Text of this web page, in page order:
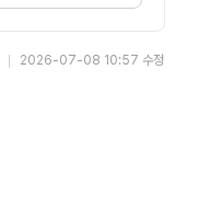
2026-07-08 10:57 수정